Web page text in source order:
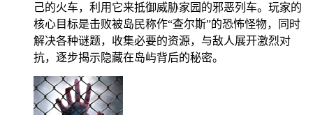
己的火车，利用它来抵御威胁家园的邪恶列车。玩家的
核心目标是击败被岛民称作“查尔斯”的恐怖怪物，同时
解决各种谜题，收集必要的资源，与敌人展开激烈对
抗，逐步揭示隐藏在岛屿背后的秘密。